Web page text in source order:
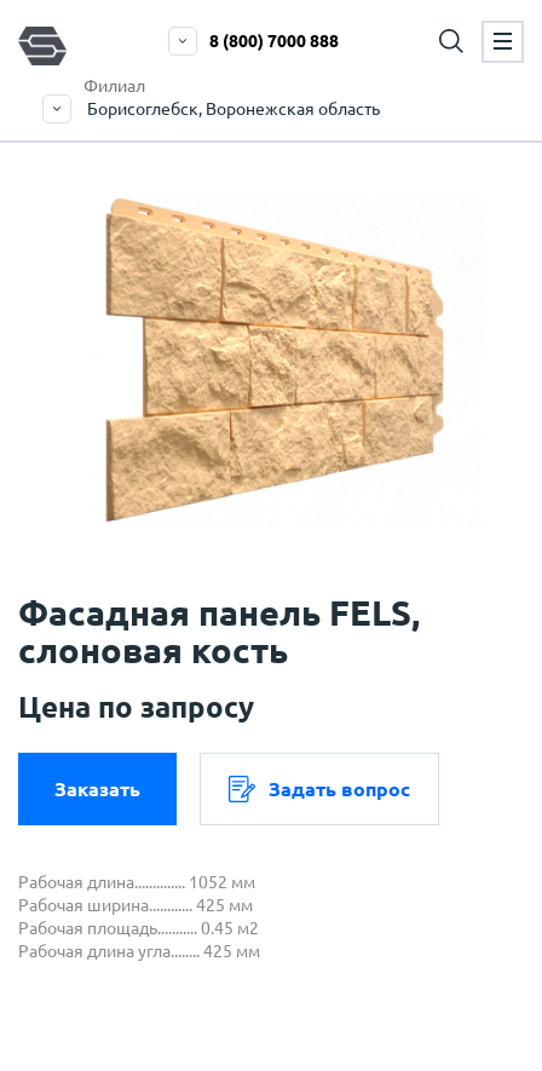
Филиал
Борисоглебск, Воронежская область
8 (800) 7000 888
Фасадная панель FELS,
слоновая кость
Цена по запросу
Заказать Задать вопрос
Рабочая длина.............. 1052 мм
Рабочая ширина............ 425 мм
Рабочая площадь........... 0.45 м2
Рабочая длина угла........ 425 мм